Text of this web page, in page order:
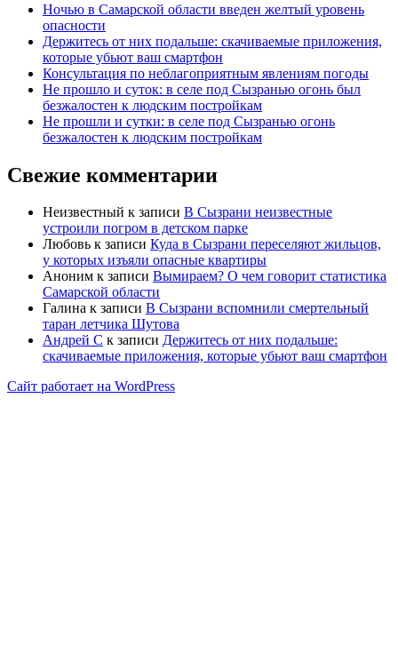
Ночью в Самарской области введен желтый уровень
опасности
Держитесь от них подальше: скачиваемые приложения,
которые убьют ваш смартфон
Консультация по неблагоприятным явлениям погоды
Не прошло и суток: в селе под Сызранью огонь был
безжалостен к людским постройкам
Не прошли и сутки: в селе под Сызранью огонь
безжалостен к людским постройкам
Свежие комментарии
Неизвестный к записи В Сызрани неизвестные
устроили погром в детском парке
Любовь к записи Куда в Сызрани переселяют жильцов,
у которых изъяли опасные квартиры
Аноним к записи Вымираем? О чем говорит статистика
Самарской области
Галина к записи В Сызрани вспомнили смертельный
таран летчика Шутова
Андрей С к записи Держитесь от них подальше:
скачиваемые приложения, которые убьют ваш смартфон
Сайт работает на WordPress